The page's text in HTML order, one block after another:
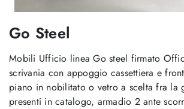
Go Steel
Mobili Ufficio linea Go steel firmato
scrivania con appoggio cassettiera e
piano in nobilitato o vetro a scelta fra la
presenti in catalogo, armadio 2 ante